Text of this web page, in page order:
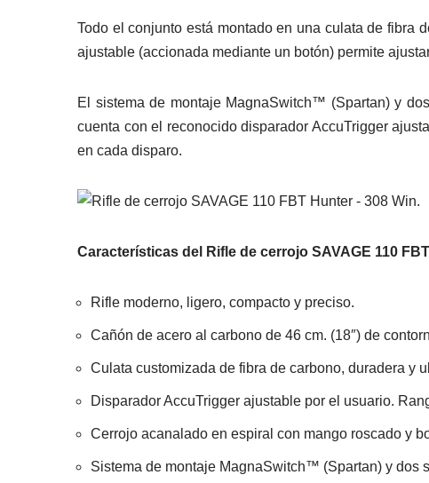
Todo el conjunto está montado en una culata de fibra
ajustable (accionada mediante un botón) permite
El sistema de montaje MagnaSwitch™ (Spartan)y
cuenta con el reconocido disparador AccuTrigger
en cada disparo.
Características del Rifle de cerrojo SAVAGE 110
Rifle moderno, ligero, compacto y preciso.
Cañón de acero al carbono de 46 cm. (18″) de
Culata customizada de fibra de carbono, duradera y
Disparador AccuTrigger ajustable por el usuario.
Cerrojo acanalado en espiral con mango roscado y
Sistema de montaje MagnaSwitch™ (Spartan) y dos